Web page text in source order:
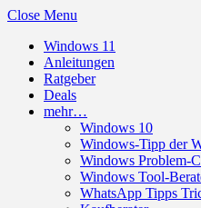
Close Menu
Windows 11
Anleitungen
Ratgeber
Deals
mehr…
Windows 10
Windows-Tipp der
Windows Problem-
Windows Tool-
WhatsApp Tipps